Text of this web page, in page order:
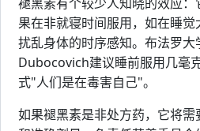
果在非就寝时间服用，如在睡
扰乱身体的时序感知。布法罗
Dubocovich建议睡前服用几毫
式"人们是在毒害自己"。
如果褪黑素是非处方药，它将